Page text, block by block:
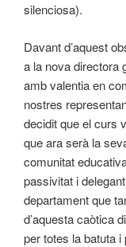
silenciosa).
Davant d’aquest
a la nova directora
amb valentia en
nostres
decidit que el curs
que ara serà la
comunitat
passivitat i
departament que
d’aquesta caòtica
per totes la batuta